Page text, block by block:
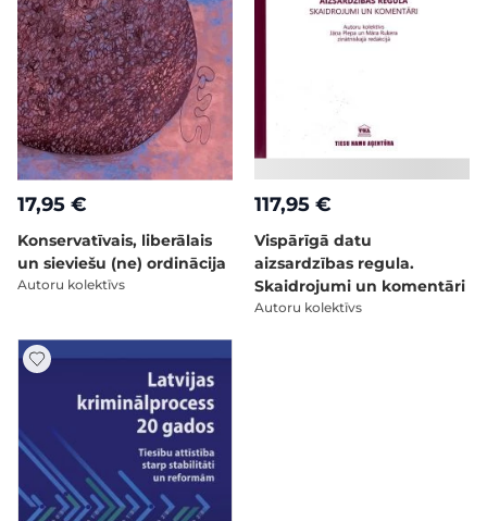
17,95 €
Konservatīvais, liberālais
un sieviešu (ne) ordinācija
Autoru kolektīvs
117,95 €
Vispārīgā datu
aizsardzības regula.
Skaidrojumi un komentāri
Autoru kolektīvs